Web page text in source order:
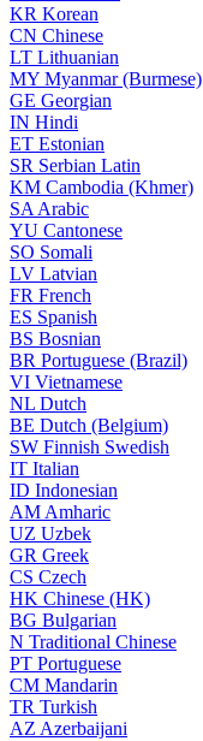
KR Korean
CN Chinese
LT Lithuanian
MY Myanmar (Burmese)
GE Georgian
IN Hindi
ET Estonian
SR Serbian Latin
KM Cambodia (Khmer)
SA Arabic
YU Cantonese
SO Somali
LV Latvian
FR French
ES Spanish
BS Bosnian
BR Portuguese (Brazil)
VI Vietnamese
NL Dutch
BE Dutch (Belgium)
SW Finnish Swedish
IT Italian
ID Indonesian
AM Amharic
UZ Uzbek
GR Greek
CS Czech
HK Chinese (HK)
BG Bulgarian
N Traditional Chinese
PT Portuguese
CM Mandarin
TR Turkish
AZ Azerbaijani